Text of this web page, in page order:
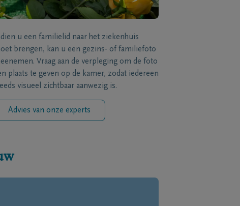
u een familielid naar het ziekenhuis
brengen, kan u een gezins- of familiefoto
Vraag aan de verpleging om de foto
plaats te geven op de kamer, zodat iedereen
visueel zichtbaar aanwezig is.
Advies van onze experts